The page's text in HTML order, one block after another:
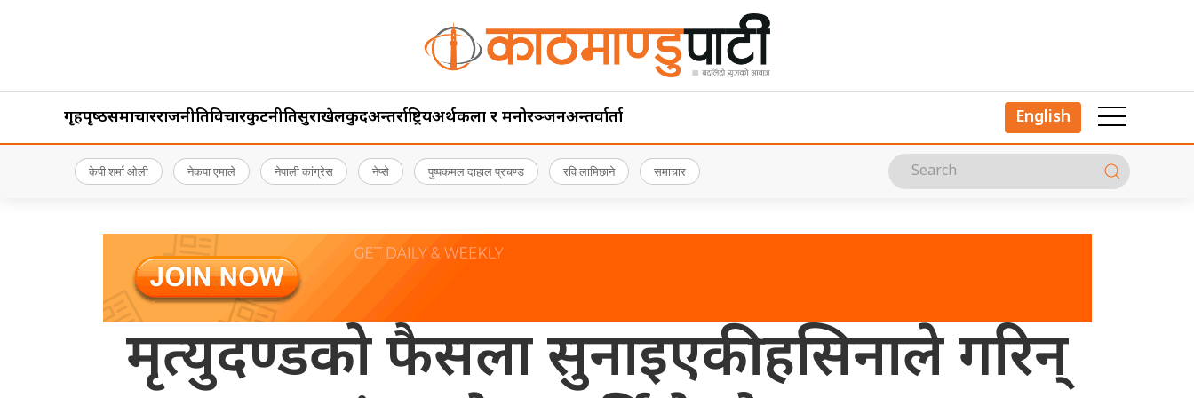
गृहपृष्‍ठसमाचारराजनीतिविचारकुटनीतिसुरक्षाखेलकुदअन्तर्राष्ट्रियअर्थकला र मनोरञ्जनअन्तर्वार्ता English
केपी शर्मा ओली नेकपा एमाले नेपाली कांग्रेस नेप्से पुष्पकमल दाहाल प्रचण्ड रवि लामिछाने समाचार
मृत्युदण्डको फैसला सुनाइएकी हसिनाले गरिन्